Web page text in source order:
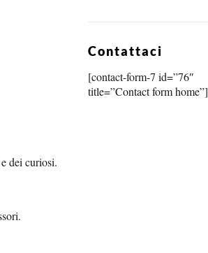
dei curiosi.
Contattaci
[contact-form-7 id=”76″
title=”Contact form home”]